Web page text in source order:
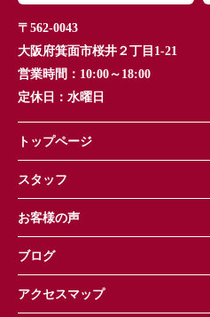
〒562-0043
大阪府箕面市桜井２丁目1-21
営業時間： 10:00～18:00
定休日： 水曜日
トップページ
スタッフ
お客様の声
ブログ
アクセスマップ